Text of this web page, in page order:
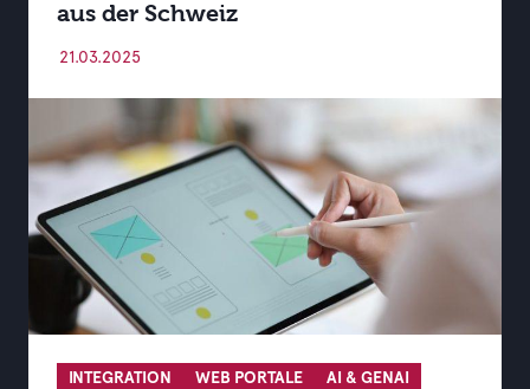
aus der Schweiz
21.03.2025
INTEGRATION WEB PORTALE AI & GENAI